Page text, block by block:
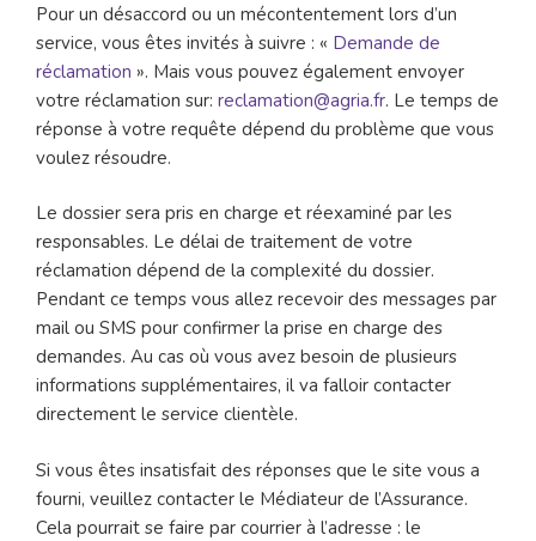
Pour un désaccord ou un mécontentement lors d’un
service, vous êtes invités à suivre : « Demande de
réclamation ». Mais vous pouvez également envoyer
votre réclamation sur: reclamation@agria.fr. Le temps de
réponse à votre requête dépend du problème que vous
voulez résoudre.
Le dossier sera pris en charge et réexaminé par les
responsables. Le délai de traitement de votre
réclamation dépend de la complexité du dossier.
Pendant ce temps vous allez recevoir des messages par
mail ou SMS pour confirmer la prise en charge des
demandes. Au cas où vous avez besoin de plusieurs
informations supplémentaires, il va falloir contacter
directement le service clientèle.
Si vous êtes insatisfait des réponses que le site vous a
fourni, veuillez contacter le Médiateur de l’Assurance.
Cela pourrait se faire par courrier à l’adresse : le